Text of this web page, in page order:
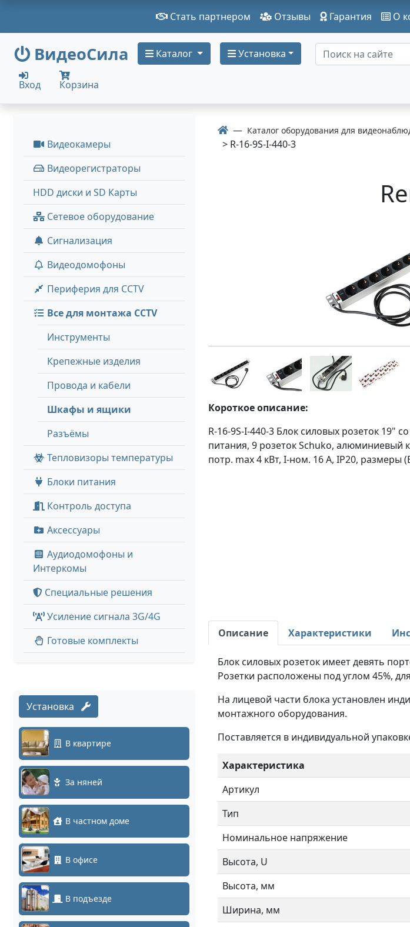
Стать партнером Отзывы Гарантия О
ВидеоСила Каталог Установка
Вход Корзина
Видеокамеры
Видеорегистраторы
HDD диски и SD Карты
Сетевое оборудование
Сигнализация
Видеодомофоны
Периферия для CCTV
Все для монтажа CCTV
Инструменты
Крепежные изделия
Провода и кабели
Шкафы и ящики
Разъёмы
Тепловизоры температуры
Блоки питания
Контроль доступа
Аксессуары
Аудиодомофоны и
Интеркомы
Специальные решения
Усиление сигнала 3G/4G
Готовые комплекты
Установка
В квартире
За няней
В частном доме
В офисе
В подъезде
Каталог оборудования для
> R-16-9S-I-440-3
Короткое описание:
R-16-9S-I-440-3 Блок силовых розеток 19"
питания, 9 розеток Schuko, алюминиевый
потр. max 4 кВт, I-ном. 16 А, IP20, размеры
Описание Характеристики
Блок силовых розеток имеет девять
Розетки расположены под углом 45%,
На лицевой части блока установлен
монтажного оборудования.
Поставляется в индивидуальной
Характеристика
Артикул
Тип
Номинальное напряжение
Высота, U
Высота, мм
Ширина, мм